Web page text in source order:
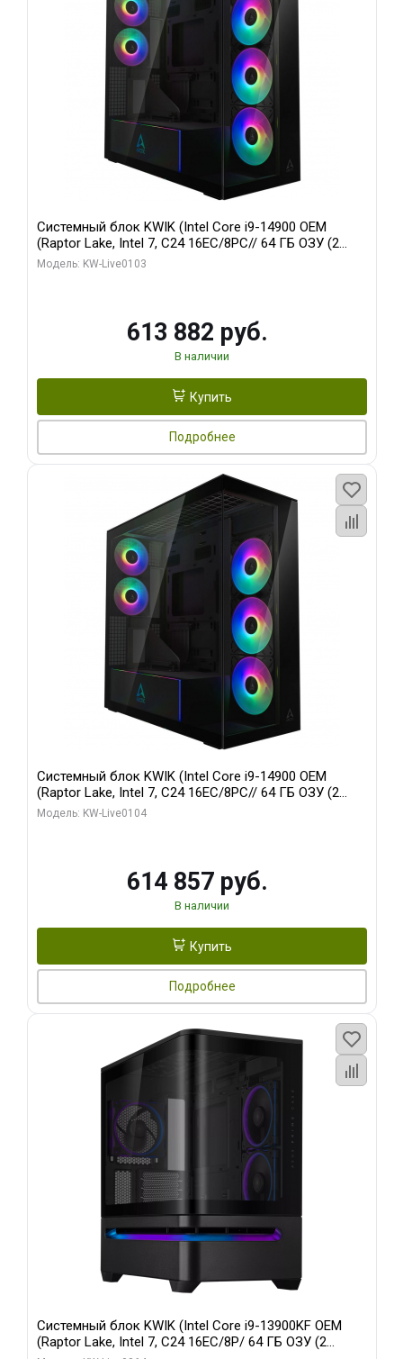
Системный блок KWIK (Intel Core i9-14900 OEM
(Raptor Lake, Intel 7, C24 16EC/8PC// 64 ГБ ОЗУ (2
модуля)/ Afox RTX4090 24GB GDDR6X 384-Bit 3xDP
Модель: KW-Live0103
613 882 руб.
В наличии
Купить
Подробнее
Системный блок KWIK (Intel Core i9-14900 OEM
(Raptor Lake, Intel 7, C24 16EC/8PC// 64 ГБ ОЗУ (2
модуля)/ Afox RTX4090 24GB GDDR6X 384-Bit 3xDP
Модель: KW-Live0104
614 857 руб.
В наличии
Купить
Подробнее
Системный блок KWIK (Intel Core i9-13900KF OEM
(Raptor Lake, Intel 7, C24 16EC/8P/ 64 ГБ ОЗУ (2